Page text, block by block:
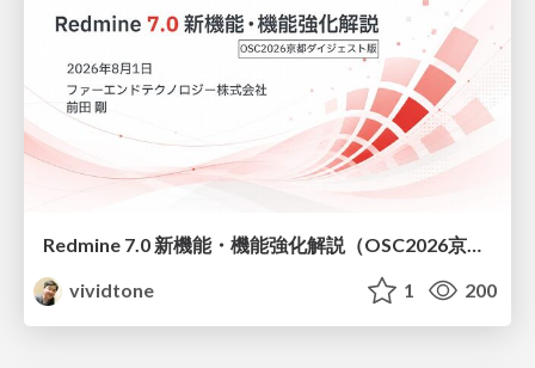
Redmine 7.0 新機能・機能強化解説（OSC2026京都ダイジェスト版）
vividtone
1 200